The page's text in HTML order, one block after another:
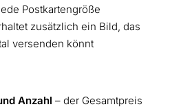
Postkartengröße
zusätzlich ein Bild, das
versenden könnt
Anzahl – der Gesamtpreis